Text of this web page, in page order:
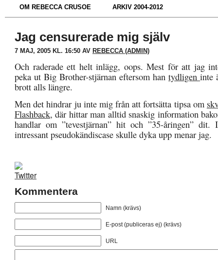
OM REBECCA CRUSOE ARKIV 2004-2012
Jag censurerade mig själv
7 MAJ, 2005 KL. 16:50 AV REBECCA (ADMIN)
Och raderade ett helt inlägg, oops. Mest för att jag
peka ut Big Brother-stjärnan eftersom han tydligen inte
brott alls längre.
Men det hindrar ju inte mig från att fortsätta tipsa om
Flashback, där hittar man alltid snaskig information
handlar om ”tevestjärnan” hit och ”35-åringen” dit.
intressant pseudokändiscase skulle dyka upp menar jag.
Kommentera
Namn (krävs)
E-post (publiceras ej) (krävs)
URL